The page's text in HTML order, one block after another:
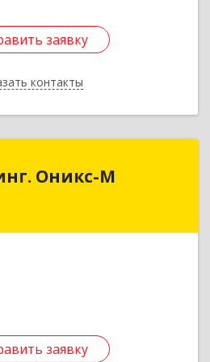
заявку
контакты
заявку
Назад
Оникс-М
заявку
Оникс-М
обл, Сафоновский р-н,
заявку